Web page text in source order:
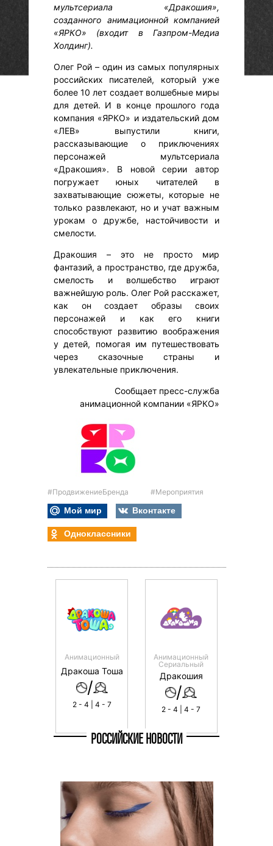
мультсериала «Дракошия»,
созданного анимационной компанией
«ЯРКО» (входит в Газпром-Медиа
Холдинг).
Олег Рой – один из самых популярных
российских писателей, который уже
более 10 лет создает волшебные миры
для детей. И в конце прошлого года
компания «ЯРКО» и издательский дом
«ЛЕВ» выпустили книги,
рассказывающие о приключениях
персонажей мультсериала
«Дракошия». В новой серии автор
погружает юных читателей в
захватывающие сюжеты, которые не
только развлекают, но и учат важным
урокам о дружбе, настойчивости и
смелости.
Дракошия – это не просто мир
фантазий, а пространство, где дружба,
смелость и волшебство играют
важнейшую роль. Олег Рой расскажет,
как он создает образы своих
персонажей и как его книги
способствуют развитию воображения
у детей, помогая им путешествовать
через сказочные страны и
увлекательные приключения.
Сообщает пресс-служба
анимационной компании «ЯРКО»
#ПродвижениеБренда #Мероприятия
Мой мир
Вконтакте
Одноклассники
Анимационный
Дракоша Тоша
/
2 - 4 | 4 - 7
Анимационный
Сериальный
Дракошия
/
2 - 4 | 4 - 7
РОССИЙСКИЕ НОВОСТИ